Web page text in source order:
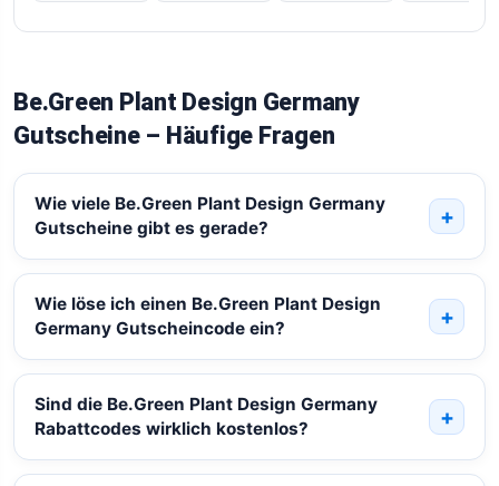
Be.Green Plant Design Germany
Gutscheine – Häufige Fragen
Wie viele Be.Green Plant Design Germany
Gutscheine gibt es gerade?
Wie löse ich einen Be.Green Plant Design
Germany Gutscheincode ein?
Sind die Be.Green Plant Design Germany
Rabattcodes wirklich kostenlos?